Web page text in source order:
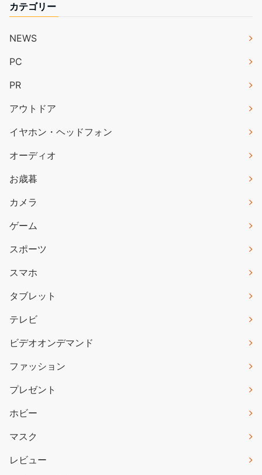
カテゴリー
NEWS
PC
PR
アウトドア
イヤホン・ヘッドフォン
オーディオ
お歳暮
カメラ
ゲーム
スポーツ
スマホ
タブレット
テレビ
ビデオオンデマンド
ファッション
プレゼント
ホビー
マスク
レビュー